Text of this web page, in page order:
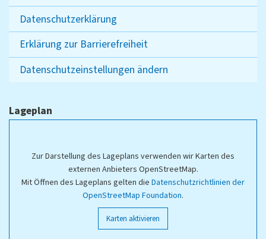
Datenschutzerklärung
Erklärung zur Barrierefreiheit
Datenschutzeinstellungen ändern
Lageplan
Zur Darstellung des Lageplans verwenden wir Karten des
externen Anbieters OpenStreetMap.
Mit Öffnen des Lageplans gelten die Datenschutzrichtlinien der
OpenStreetMap Foundation.
Karten aktivieren